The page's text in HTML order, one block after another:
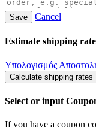
Save Cancel
Estimate shipping
Υπολογισμός
Calculate shipping rates
Select or input
If you have a coupon